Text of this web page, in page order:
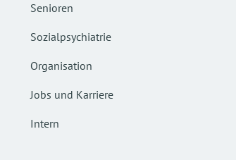
Senioren
Sozialpsychiatrie
Organisation
Jobs und Karriere
Intern